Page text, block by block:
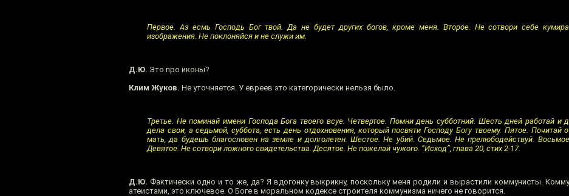
Первое. Аз есмь Господь Бог твой. Да не будет других богов, кроме меня. Второе. Не сотвори себе
изображения. Не поклоняйся и не служи им.
Д.Ю. Это про иконы?
Клим Жуков. Не уточняется. У евреев это категорически нельзя было.
Третье. Не поминай имени Господа Бога твоего всуе. Четвертое. Помни день субботний. Шесть дней работай и
дела свои, а седьмой, суббота, есть день отдохновения, который посвяти Господу Богу твоему. Пятое. Почитай
мать, да будешь благословен на земле и долголетен. Шестое. Не убий. Седьмое. Не прелюбодействуй.
Девятое. Не сотвори ложного свидетельства. Десятое. Не пожелай чужого. “Исход”, глава 20, стих 2-17.
Д.Ю. Фактически одно и то же, да? Я вдогонку выкрикну, поскольку меня родили и вырастили коммунисты.
атеистами, это ключевое. О Боге в моральном кодексе строителя коммунизма ничего не говорится.